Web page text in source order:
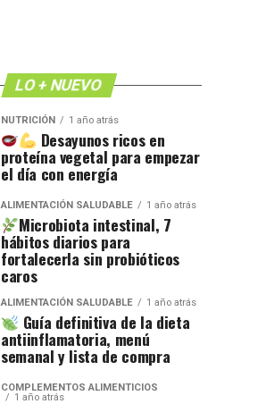
LO + NUEVO
NUTRICIÓN 1 año atrás
Desayunos ricos en
proteína vegetal para empezar
el día con energía
ALIMENTACIÓN SALUDABLE 1 año atrás
Microbiota intestinal, 7
hábitos diarios para
fortalecerla sin probióticos
caros
ALIMENTACIÓN SALUDABLE 1 año atrás
Guía definitiva de la dieta
antiinflamatoria, menú
semanal y lista de compra
COMPLEMENTOS ALIMENTICIOS
1 año atrás